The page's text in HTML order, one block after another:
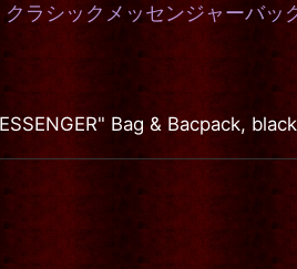
ラシックメッセンジャーバッ
Bag & Bacpack,